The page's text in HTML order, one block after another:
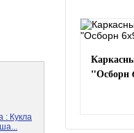
"Осборн
: Кукла